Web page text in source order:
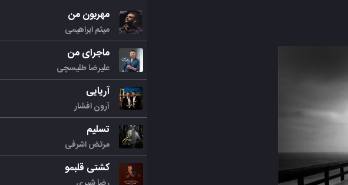
مهربون من
میثم ابراهیمی
ماجرای من
علیرضا طلیسچی
آریایی
آرون افشار
تسلیم
مرتض اشرفی
کشتی قلبمو